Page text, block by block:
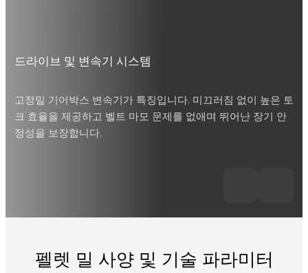
드라이브 및 변속기 시스템
고정밀 기어박스 변속기가 특징입니다. 미끄러짐 없이 높은 토
크 효율을 제공하고 벨트 마모 문제를 없애며 뛰어난 장기 안
정성을 보장합니다.
펠렛 밀 사양 및 기술 파라미터